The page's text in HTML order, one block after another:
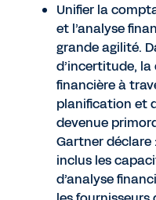
Unifier la
et l’analyse
grande agilité.
d’incertitude,
financière à
planification et
devenue
Gartner déclare
inclus les
d’analyse